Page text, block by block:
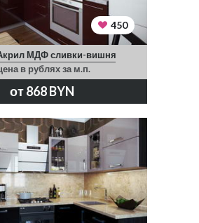
450
МДФ сливки-вишня
в рублях за м.п.
от 868 BYN